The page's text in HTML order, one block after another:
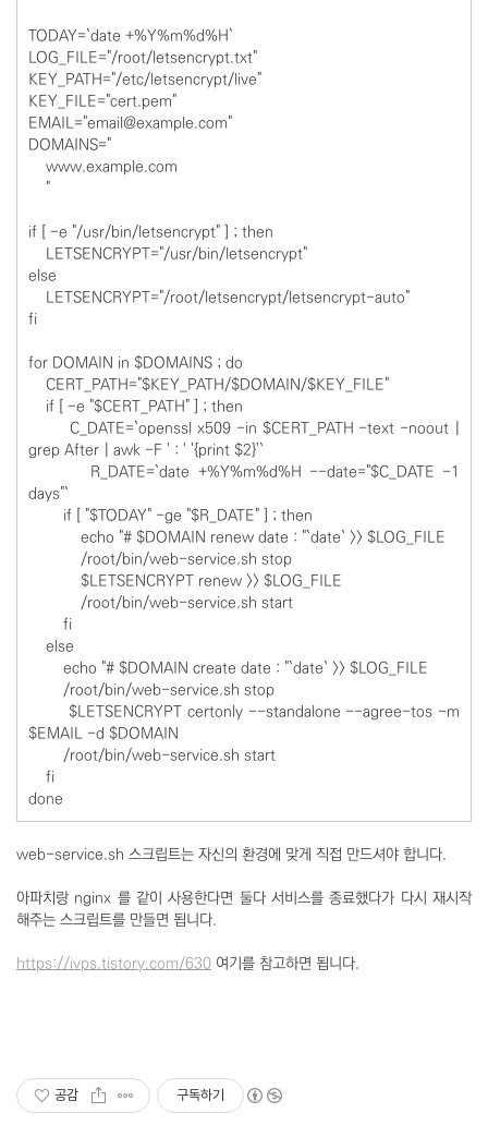
TODAY=`date +%Y%m%d%H`
LOG_FILE="/root/letsencrypt.txt"
KEY_PATH="/etc/letsencrypt/live"
KEY_FILE="cert.pem"
EMAIL="email@example.com"
DOMAINS="
www.example.com
"
if [ -e "/usr/bin/letsencrypt" ] ; then
LETSENCRYPT="/usr/bin/letsencrypt"
else
LETSENCRYPT="/root/letsencrypt/letsencrypt-auto"
fi
for DOMAIN in $DOMAINS ; do
CERT_PATH="$KEY_PATH/$DOMAIN/$KEY_FILE"
if [ -e "$CERT_PATH" ] ; then
C_DATE=`openssl x509 -in $CERT_PATH -text -noout |
grep After | awk -F ' : ' '{print $2}'`
R_DATE=`date +%Y%m%d%H --date="$C_DATE -1
days"`
if [ "$TODAY" -ge "$R_DATE" ] ; then
echo "# $DOMAIN renew date : "`date` >> $LOG_FILE
/root/bin/web-service.sh stop
$LETSENCRYPT renew >> $LOG_FILE
/root/bin/web-service.sh start
fi
else
echo "# $DOMAIN create date : "`date` >> $LOG_FILE
/root/bin/web-service.sh stop
$LETSENCRYPT certonly --standalone --agree-tos -m
$EMAIL -d $DOMAIN
/root/bin/web-service.sh start
fi
done
web-service.sh 스크립트는 자신의 환경에 맞게 직접 만드셔야 합니다.
아파치랑 nginx 를 같이 사용한다면 둘다 서비스를 종료했다가 다시 재시작
해주는 스크립트를 만들면 됩니다.
https://ivps.tistory.com/630 여기를 참고하면 됩니다.
공감 구독하기